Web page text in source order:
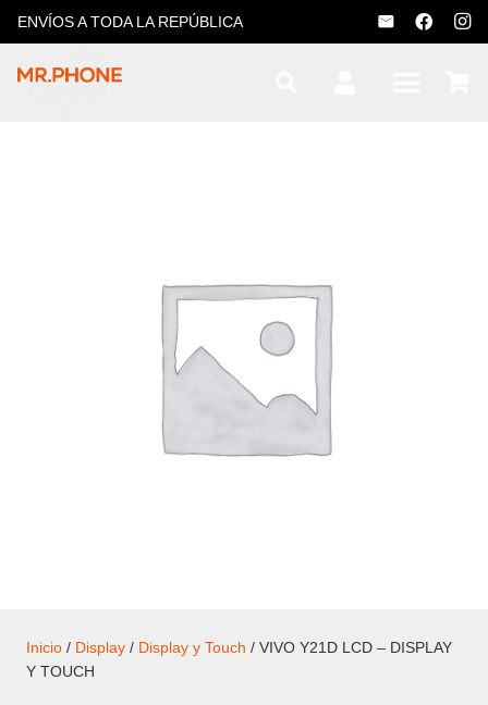
ENVÍOS A TODA LA REPÚBLICA
Inicio / Display / Display y Touch / VIVO Y21D LCD – DISPLAY
Y TOUCH